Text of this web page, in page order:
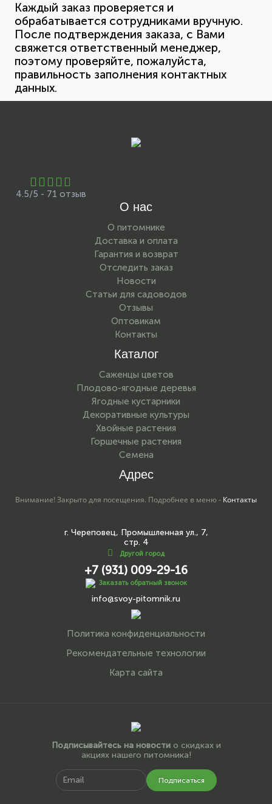
Каждый заказ проверяется и
обрабатывается сотрудниками вручную.
После подтверждения заказа, с Вами
свяжется ответственный менеджер,
поэтому проверяйте, пожалуйста,
правильность заполнения контактных
данных.
4.5/5 - 71 отзыв
О нас
О питомнике
Доставка и оплата
Гарантия и возврат
Отследить заказ
Новости
Статьи для садоводов
Отзывы
Оптовикам
Контакты
Каталог
Саженцы цветов
Плодово-ягодные деревья
Ягодные кустарники
Декоративные культуры
Хвойные растения
Горшечные растения
Семена
Адрес
Внимание! Закрыто для посещения. Подробнее в меню - Контакты
г. Череповец, Промышленная ул., 7,
стр. 4
Другой город
+7 (931) 009-29-16
Заказать обратный звонок
info@svoy-pitomnik.ru
Политика конфиденциальности
Рекомендательные технологии
Карта сайта
Подписывайтесь на новостио скидках и
акциях нашего питомника!
Подписаться